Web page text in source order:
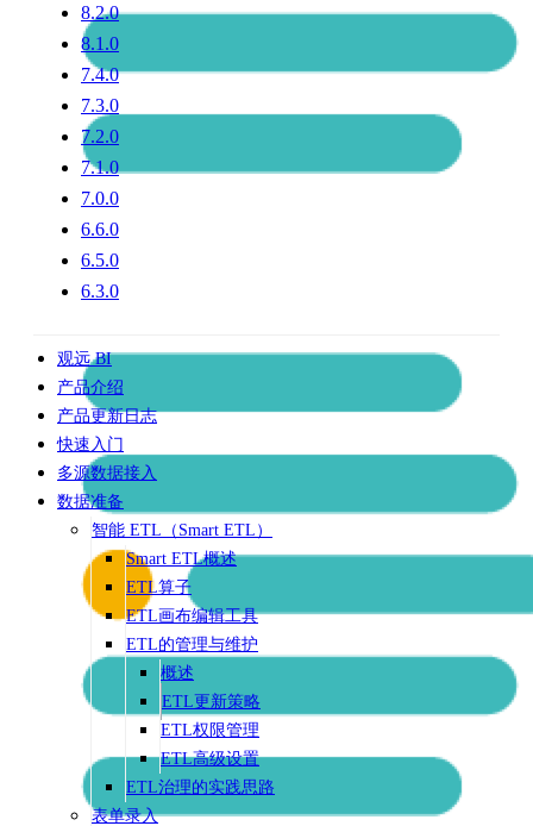
8.2.0
8.1.0
7.4.0
7.3.0
7.2.0
7.1.0
7.0.0
6.6.0
6.5.0
6.3.0
观远 BI
产品介绍
产品更新日志
快速入门
多源数据接入
数据准备
智能 ETL（Smart ETL）
Smart ETL概述
ETL算子
ETL画布编辑工具
ETL的管理与维护
概述
ETL更新策略
ETL权限管理
ETL高级设置
ETL治理的实践思路
表单录入